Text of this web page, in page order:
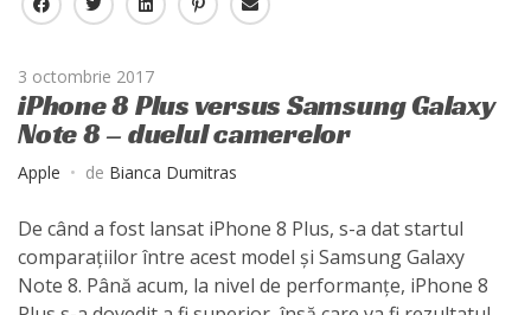
F
e
b
o
o
k
T
t
t
e
r
L
n
k
e
d
I
P
e
r
e
E
i
l
3 octombrie 2017
iPhone 8 Plus versus Samsung Galaxy
Note 8 – duelul camerelor
Apple de Bianca Dumitras
De când a fost lansat iPhone 8 Plus, s-a dat startul
comparațiilor între acest model și Samsung Galaxy
Note 8. Până acum, la nivel de performanțe, iPhone 8